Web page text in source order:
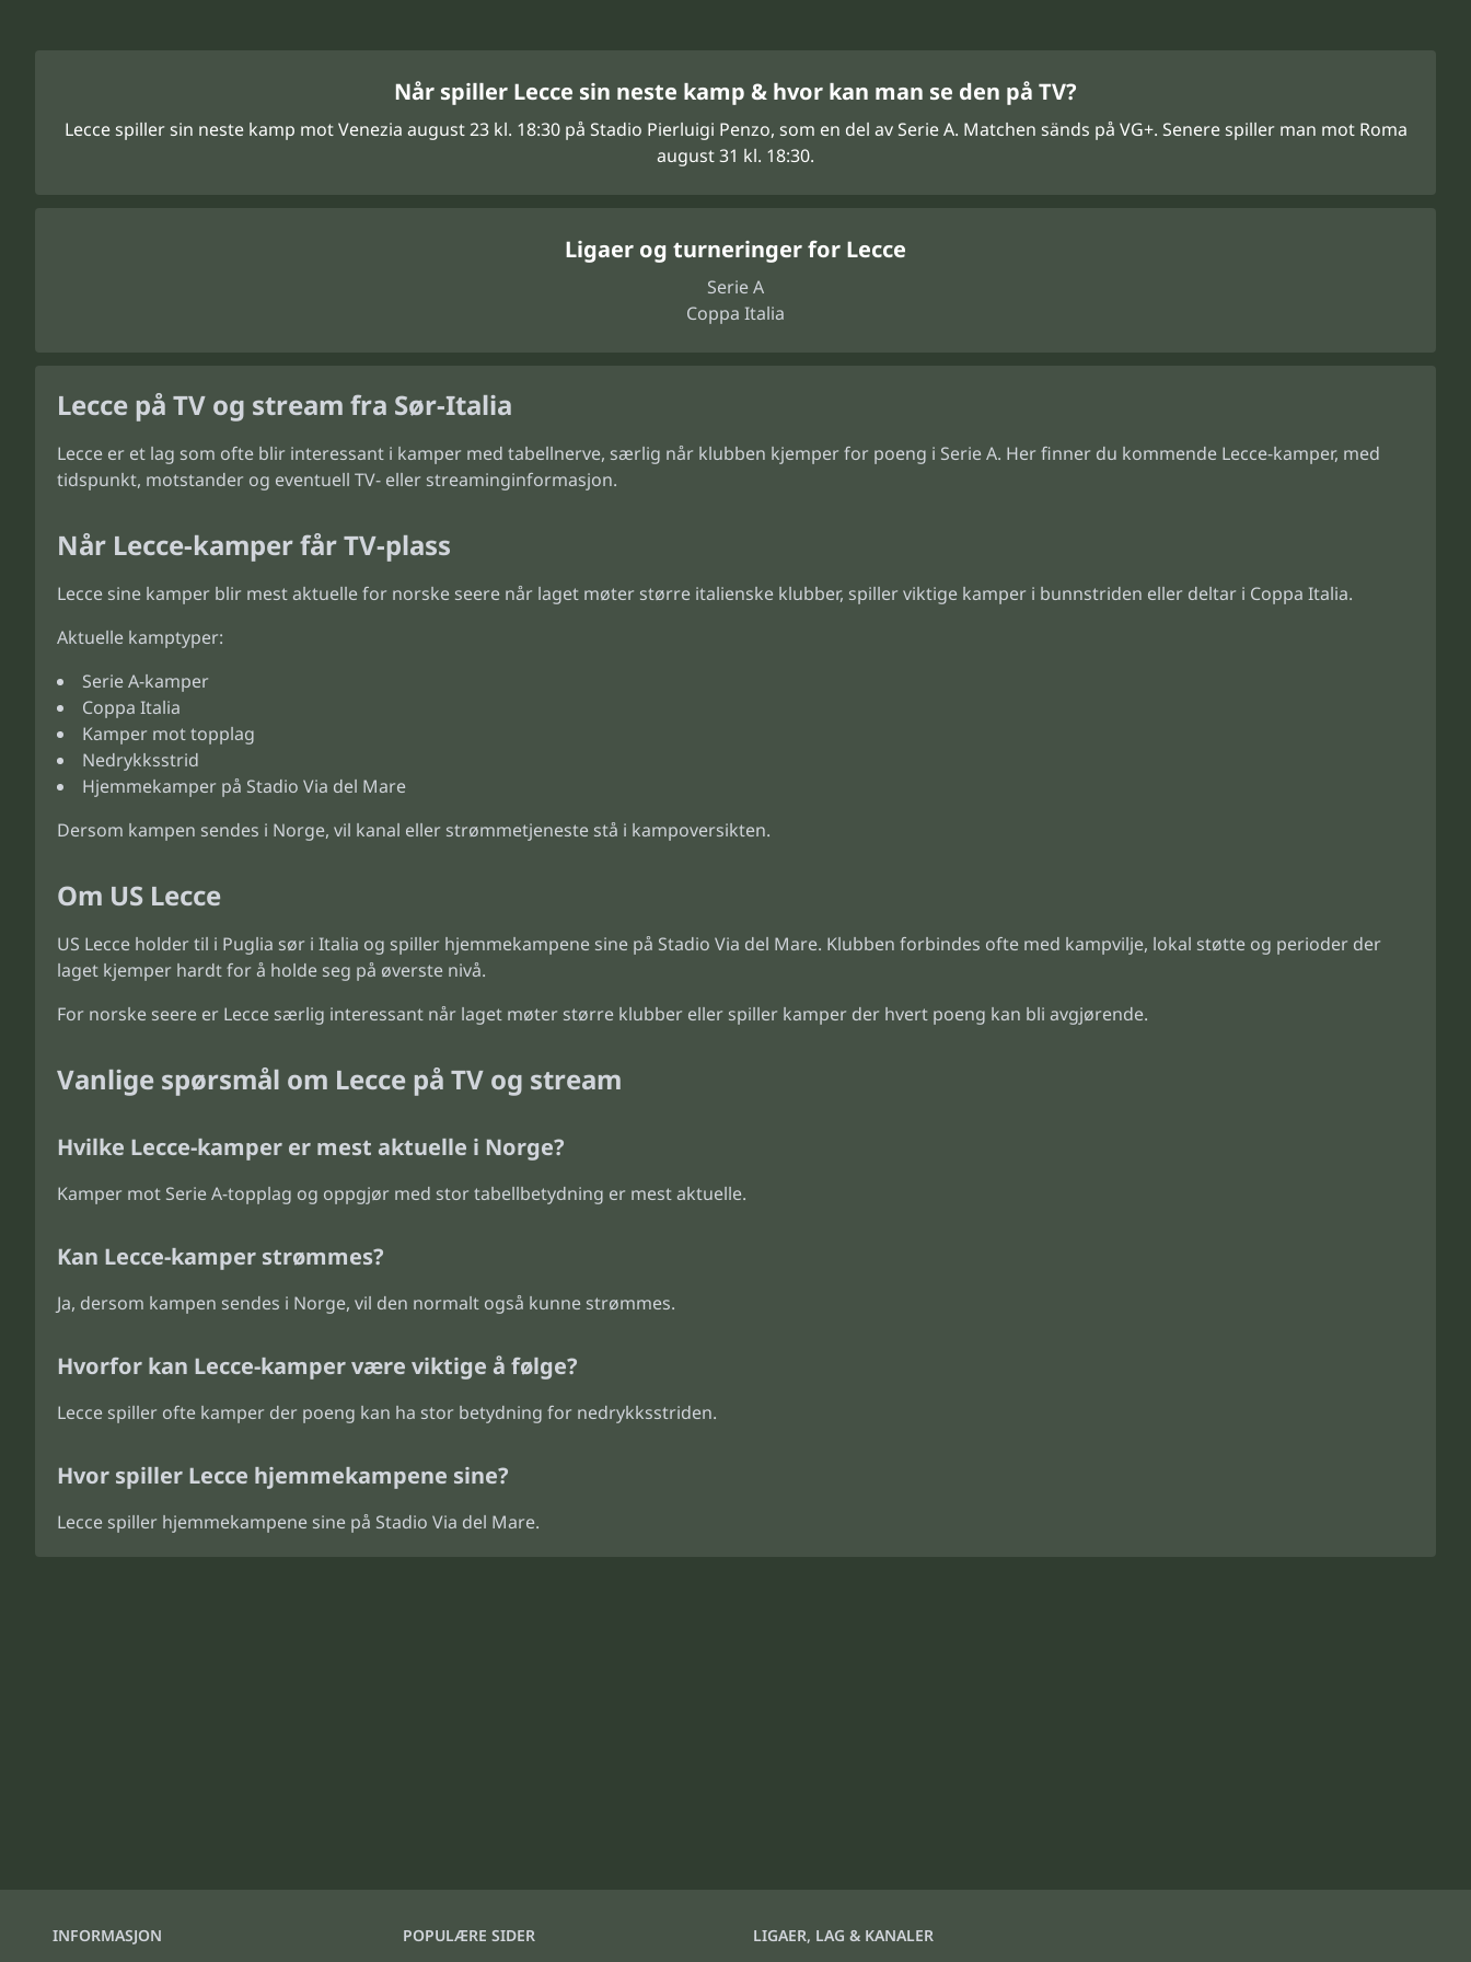
Når spiller Lecce sin neste kamp & hvor kan man se den på TV?
Lecce spiller sin neste kamp mot Venezia august 23 kl. 18:30 på Stadio Pierluigi Penzo, som en del av Serie A. Matchen sänds på VG+. Senere spiller man mot Roma
august 31 kl. 18:30.
Ligaer og turneringer for Lecce
Serie A
Coppa Italia
Lecce på TV og stream fra Sør-Italia
Lecce er et lag som ofte blir interessant i kamper med tabellnerve, særlig når klubben kjemper for poeng i Serie A. Her finner du kommende Lecce-kamper, med
tidspunkt, motstander og eventuell TV- eller streaminginformasjon.
Når Lecce-kamper får TV-plass
Lecce sine kamper blir mest aktuelle for norske seere når laget møter større italienske klubber, spiller viktige kamper i bunnstriden eller deltar i Coppa Italia.
Aktuelle kamptyper:
Serie A-kamper
Coppa Italia
Kamper mot topplag
Nedrykksstrid
Hjemmekamper på Stadio Via del Mare
Dersom kampen sendes i Norge, vil kanal eller strømmetjeneste stå i kampoversikten.
Om US Lecce
US Lecce holder til i Puglia sør i Italia og spiller hjemmekampene sine på Stadio Via del Mare. Klubben forbindes ofte med kampvilje, lokal støtte og perioder der
laget kjemper hardt for å holde seg på øverste nivå.
For norske seere er Lecce særlig interessant når laget møter større klubber eller spiller kamper der hvert poeng kan bli avgjørende.
Vanlige spørsmål om Lecce på TV og stream
Hvilke Lecce-kamper er mest aktuelle i Norge?
Kamper mot Serie A-topplag og oppgjør med stor tabellbetydning er mest aktuelle.
Kan Lecce-kamper strømmes?
Ja, dersom kampen sendes i Norge, vil den normalt også kunne strømmes.
Hvorfor kan Lecce-kamper være viktige å følge?
Lecce spiller ofte kamper der poeng kan ha stor betydning for nedrykksstriden.
Hvor spiller Lecce hjemmekampene sine?
Lecce spiller hjemmekampene sine på Stadio Via del Mare.
INFORMASJON POPULÆRE SIDER LIGAER, LAG & KANALER